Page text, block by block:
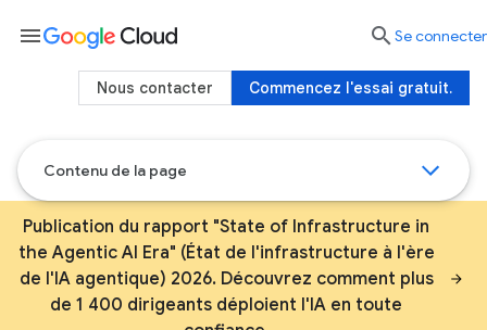
Contenu de la page
Publication du rapport "State of Infrastructure in
the Agentic AI Era" (État de l'infrastructure à l'ère
de l'IA agentique) 2026. Découvrez comment plus
de 1 400 dirigeants déploient l'IA en toute
menu  Se connecter
Commencez l'essai gratuit.
Nous contacter